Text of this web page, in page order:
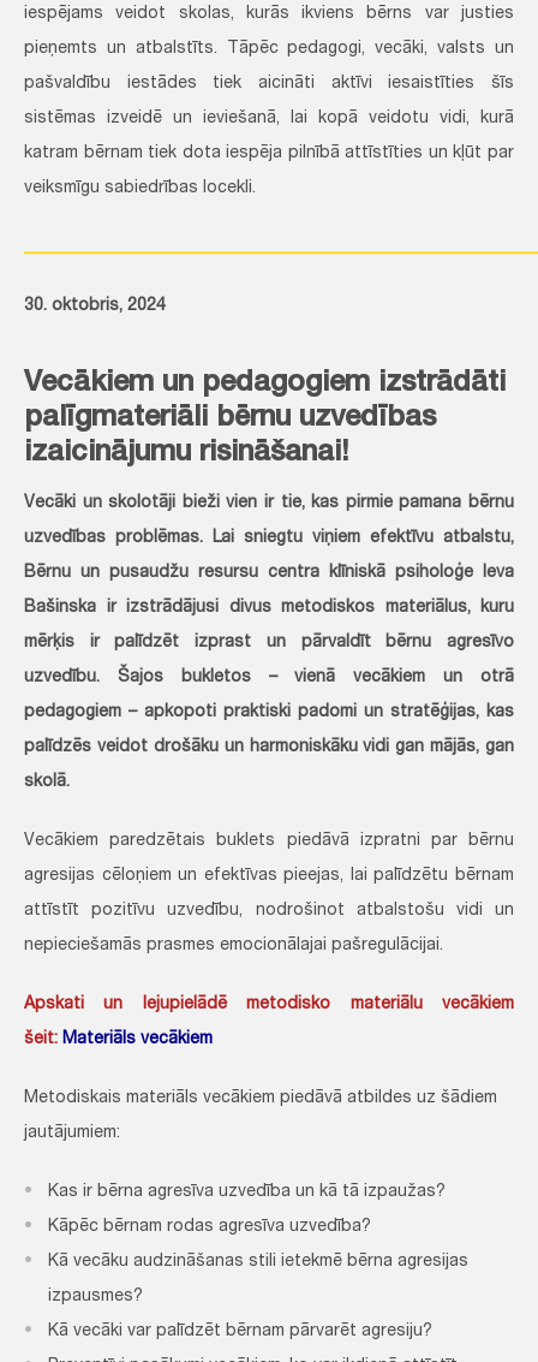
iespējams veidot skolas, kurās ikviens bērns var justies
pieņemts un atbalstīts. Tāpēc pedagogi, vecāki, valsts un
pašvaldību iestādes tiek aicināti aktīvi iesaistīties šīs
sistēmas izveidē un ieviešanā, lai kopā veidotu vidi, kurā
katram bērnam tiek dota iespēja pilnībā attīstīties un kļūt par
veiksmīgu sabiedrības locekli.
30. oktobris, 2024
Vecākiem un pedagogiem izstrādāti
palīgmateriāli bērnu uzvedības
izaicinājumu risināšanai!
Vecāki un skolotāji bieži vien ir tie, kas pirmie pamana bērnu
uzvedības problēmas. Lai sniegtu viņiem efektīvu atbalstu,
Bērnu un pusaudžu resursu centra klīniskā psiholoģe Ieva
Bašinska ir izstrādājusi divus metodiskos materiālus, kuru
mērķis ir palīdzēt izprast un pārvaldīt bērnu agresīvo
uzvedību. Šajos bukletos – vienā vecākiem un otrā
pedagogiem – apkopoti praktiski padomi un stratēģijas, kas
palīdzēs veidot drošāku un harmoniskāku vidi gan mājās, gan
skolā.
Vecākiem paredzētais buklets piedāvā izpratni par bērnu
agresijas cēloņiem un efektīvas pieejas, lai palīdzētu bērnam
attīstīt pozitīvu uzvedību, nodrošinot atbalstošu vidi un
nepieciešamās prasmes emocionālajai pašregulācijai.
Apskati un lejupielādē metodisko materiālu vecākiem
šeit: Materiāls vecākiem
Metodiskais materiāls vecākiem piedāvā atbildes uz šādiem
jautājumiem:
Kas ir bērna agresīva uzvedība un kā tā izpaužas?
Kāpēc bērnam rodas agresīva uzvedība?
Kā vecāku audzināšanas stili ietekmē bērna agresijas
izpausmes?
Kā vecāki var palīdzēt bērnam pārvarēt agresiju?